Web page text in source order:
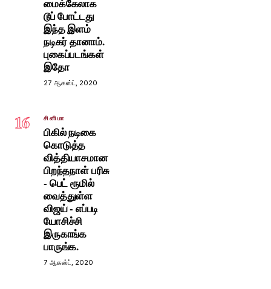
மைக்கேலாக
டூப் போட்டது
இந்த இளம்
நடிகர் தானாம்.
புகைப்படங்கள்
இதோ
27 ஆகஸ்ட், 2020
16 சினிமா
பிகில் நடிகை
கொடுத்த
வித்தியாசமான
பிறந்தநாள் பரிசு
- பெட் ரூமில்
வைத்துள்ள
விஜய் - எப்படி
யோசிச்சி
இருகாங்க
பாருங்க.
7 ஆகஸ்ட், 2020